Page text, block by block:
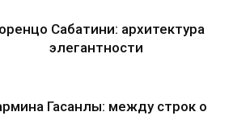
Сабатини: архитектура
элегантности
Гасанлы: между строк о